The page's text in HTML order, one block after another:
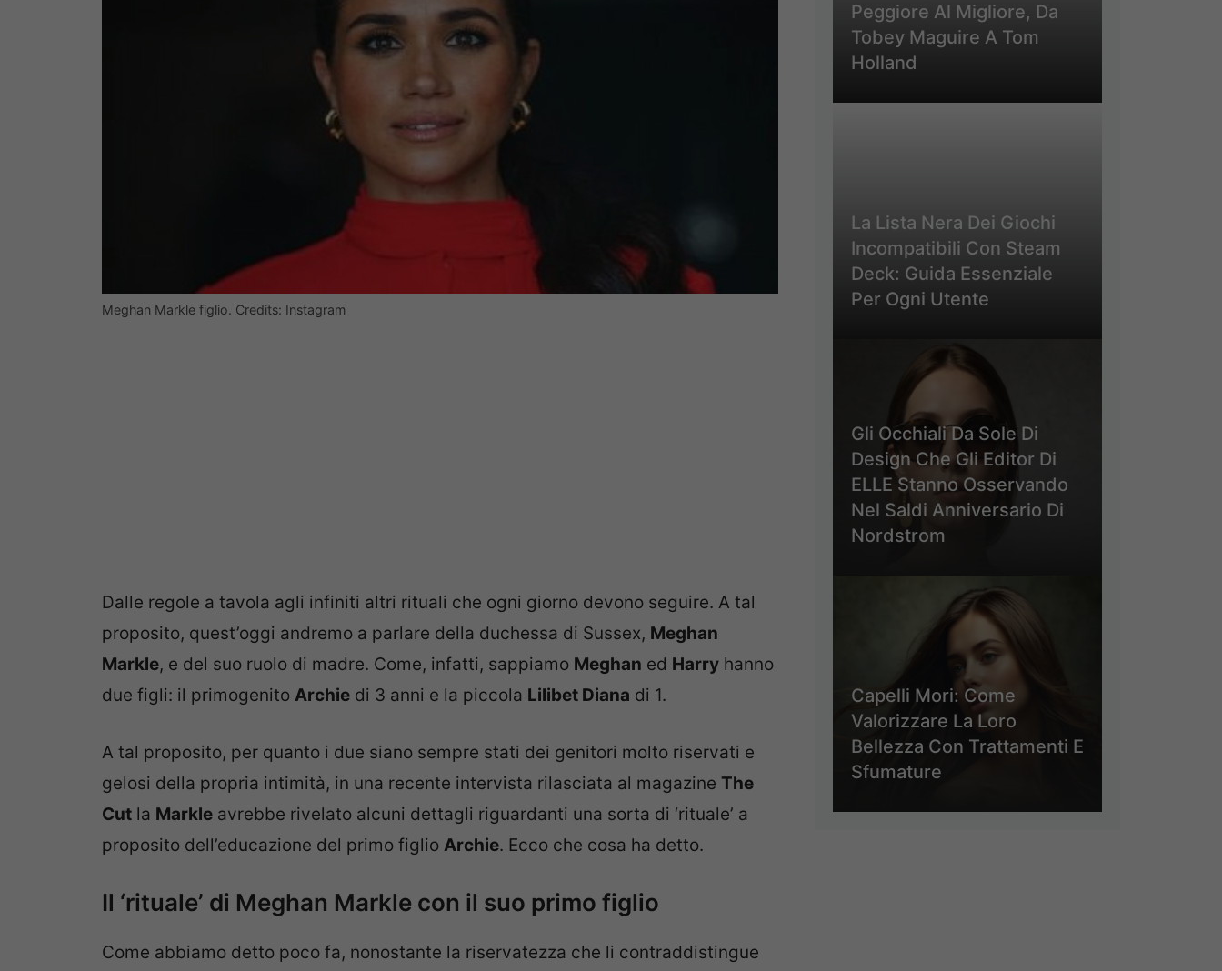
Meghan Markle figlio. Credits: Instagram
Dalle regole a tavola agli infiniti altri rituali che ogni giorno devono seguire. A tal
proposito, quest’oggi andremo a parlare della duchessa di Sussex, Meghan
Markle, e del suo ruolo di madre. Come, infatti, sappiamo Meghan ed Harry hanno
due figli: il primogenito Archie di 3 anni e la piccola Lilibet Diana di 1.
A tal proposito, per quanto i due siano sempre stati dei genitori molto riservati e
gelosi della propria intimità, in una recente intervista rilasciata al magazine The
Cut la Markle avrebbe rivelato alcuni dettagli riguardanti una sorta di ‘rituale’ a
proposito dell’educazione del primo figlio Archie. Ecco che cosa ha detto.
Il ‘rituale’ di Meghan Markle con il suo primo figlio
Come abbiamo detto poco fa, nonostante la riservatezza che li contraddistingue
Peggiore Al Migliore, Da
Tobey Maguire A Tom
Holland
La Lista Nera Dei Giochi
Incompatibili Con Steam
Deck: Guida Essenziale
Per Ogni Utente
Gli Occhiali Da Sole Di
Design Che Gli Editor Di
ELLE Stanno Osservando
Nel Saldi Anniversario Di
Nordstrom
Capelli Mori: Come
Valorizzare La Loro
Bellezza Con Trattamenti E
Sfumature